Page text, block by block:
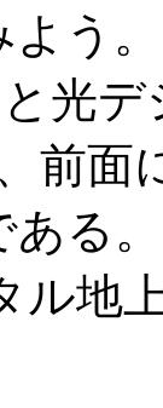
う
光
前面
ある
ル地